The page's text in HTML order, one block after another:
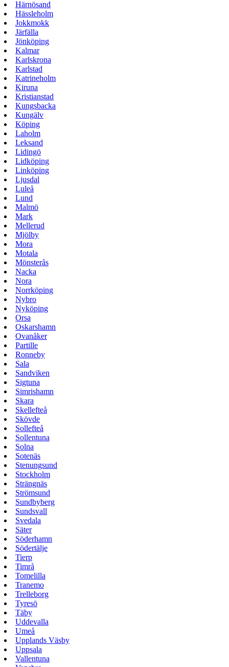
Härnösand
Hässleholm
Jokkmokk
Järfälla
Jönköping
Kalmar
Karlskrona
Karlstad
Katrineholm
Kiruna
Kristianstad
Kungsbacka
Kungälv
Köping
Laholm
Leksand
Lidingö
Lidköping
Linköping
Ljusdal
Luleå
Lund
Malmö
Mark
Mellerud
Mjölby
Mora
Motala
Mönsterås
Nacka
Nora
Norrköping
Nybro
Nyköping
Orsa
Oskarshamn
Ovanåker
Partille
Ronneby
Sala
Sandviken
Sigtuna
Simrishamn
Skara
Skellefteå
Skövde
Sollefteå
Sollentuna
Solna
Sotenäs
Stenungsund
Stockholm
Strängnäs
Strömsund
Sundbyberg
Sundsvall
Svedala
Säter
Söderhamn
Södertälje
Tierp
Timrå
Tomelilla
Tranemo
Trelleborg
Tyresö
Täby
Uddevalla
Umeå
Upplands Väsby
Uppsala
Vallentuna